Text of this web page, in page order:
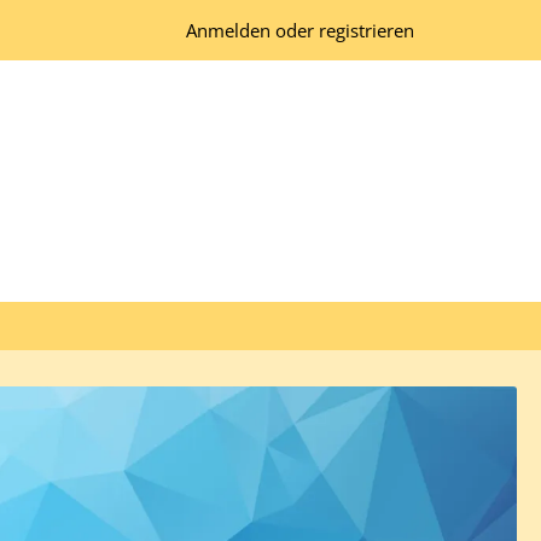
Anmelden oder registrieren